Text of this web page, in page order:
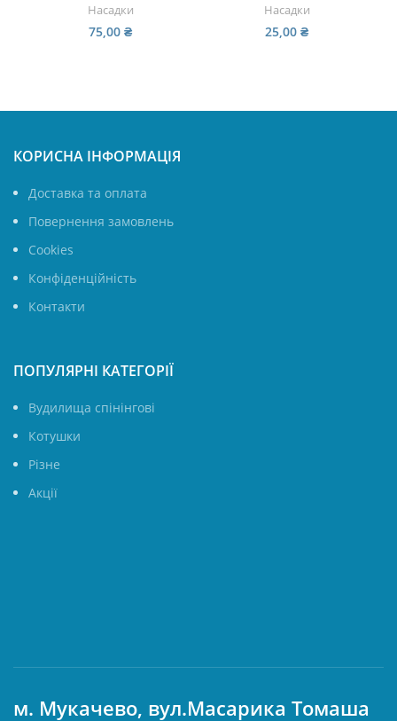
Насадки
75,00 ₴
Насадки
25,00 ₴
КОРИСНА ІНФОРМАЦІЯ
Доставка та оплата
Повернення замовлень
Cookies
Конфіденційність
Контакти
ПОПУЛЯРНІ КАТЕГОРІЇ
Вудилища спінінгові
Котушки
Різне
Акції
м. Мукачево, вул.Масарика Томаша